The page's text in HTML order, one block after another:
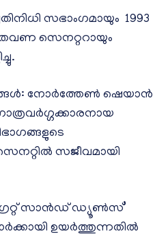
സഭാംഗമായും 1993
സെനറ്ററായും
നോർത്തേൺ ഷെയാൻ
സജീവമായി
സാൻഡ് ഡ്യൂൺസ്’
ഉയർത്തുന്നതിൽ